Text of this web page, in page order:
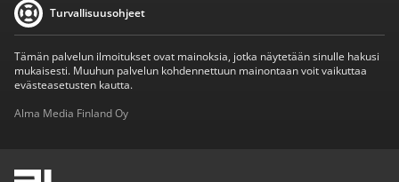
Turvallisuusohjeet
Tämän palvelun ilmoitukset ovat mainoksia, jotka näytetään sinulle hakusi
mukaisesti. Muuhun palvelun kohdennettuun mainontaan voit vaikuttaa
evästeasetusten kautta.
Alma Media Finland Oy